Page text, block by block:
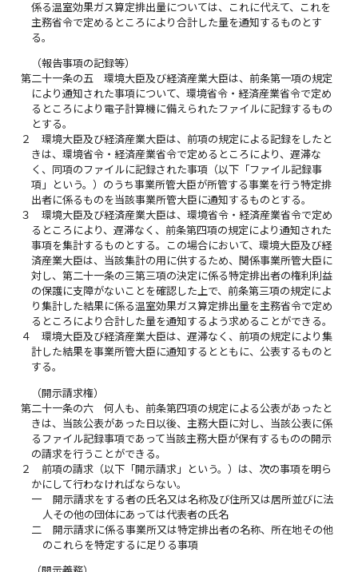
係る温室効果ガス算定排出量については、これに代えて、これを
主務省令で定めるところにより合計した量を通知するものとす
る。
（報告事項の記録等）
第二十一条の五
環境大臣及び経済産業大臣は、前条第一項の規定
により通知された事項について、環境省令・経済産業省令で定め
るところにより電子計算機に備えられたファイルに記録するもの
とする。
２
環境大臣及び経済産業大臣は、前項の規定による記録をしたと
きは、環境省令・経済産業省令で定めるところにより、遅滞な
く、同項のファイルに記録された事項（以下「ファイル記録事
項」という。）のうち事業所管大臣が所管する事業を行う特定排
出者に係るものを当該事業所管大臣に通知するものとする。
３
環境大臣及び経済産業大臣は、環境省令・経済産業省令で定め
るところにより、遅滞なく、前条第四項の規定により通知された
事項を集計するものとする。この場合において、環境大臣及び経
済産業大臣は、当該集計の用に供するため、関係事業所管大臣に
対し、第二十一条の三第三項の決定に係る特定排出者の権利利益
の保護に支障がないことを確認した上で、前条第三項の規定によ
り集計した結果に係る温室効果ガス算定排出量を主務省令で定め
るところにより合計した量を通知するよう求めることができる。
４
環境大臣及び経済産業大臣は、遅滞なく、前項の規定により集
計した結果を事業所管大臣に通知するとともに、公表するものと
する。
（開示請求権）
第二十一条の六
何人も、前条第四項の規定による公表があったと
きは、当該公表があった日以後、主務大臣に対し、当該公表に係
るファイル記録事項であって当該主務大臣が保有するものの開示
の請求を行うことができる。
２
前項の請求（以下「開示請求」という。）は、次の事項を明ら
かにして行わなければならない。
一
開示請求をする者の氏名又は名称及び住所又は居所並びに法
人その他の団体にあっては代表者の氏名
二
開示請求に係る事業所又は特定排出者の名称、所在地その他
のこれらを特定するに足りる事項